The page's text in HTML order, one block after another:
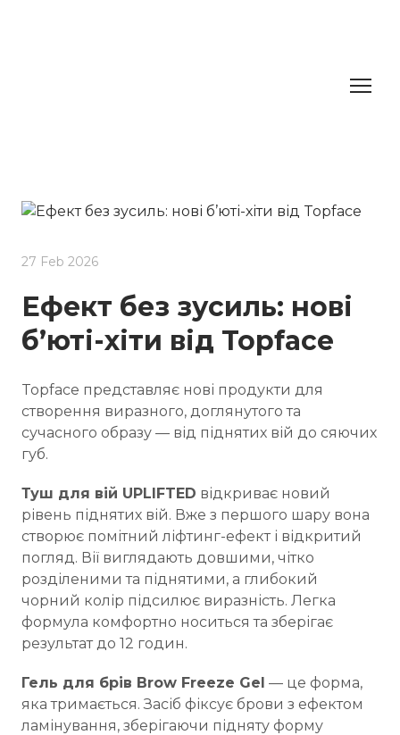
27 Feb 2026
Ефект без зусиль: нові
б’юті-хіти від Topface
Topface представляє нові продукти для
створення виразного, доглянутого та
сучасного образу — від піднятих вій до сяючих
губ.
Туш для вій UPLIFTED відкриває новий
рівень піднятих вій. Вже з першого шару вона
створює помітний ліфтинг-ефект і відкритий
погляд. Вії виглядають довшими, чітко
розділеними та піднятими, а глибокий
чорний колір підсилює виразність. Легка
формула комфортно носиться та зберігає
результат до 12 годин.
Гель для брів Brow Freeze Gel — це форма,
яка тримається. Засіб фіксує брови з ефектом
ламінування, зберігаючи підняту форму